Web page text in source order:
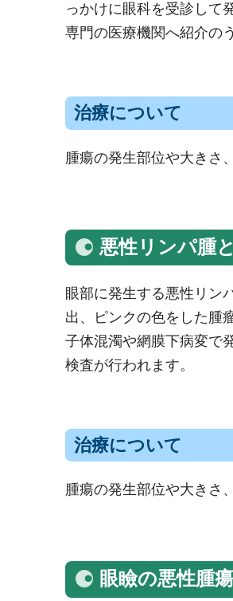
っかけに眼科を受診して
専門の医療機関へ紹介の
治療について
腫瘍の発生部位や大きさ
悪性リンパ腫
眼部に発生する悪性リン
出、ピンクの色をした腫
子体混濁や網膜下病変で
検査が行われます。
治療について
腫瘍の発生部位や大きさ
眼瞼の悪性腫